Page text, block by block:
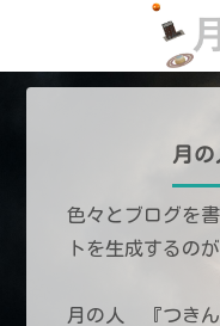
月
色々とブログを
トを生成するの
月の人 『つきん